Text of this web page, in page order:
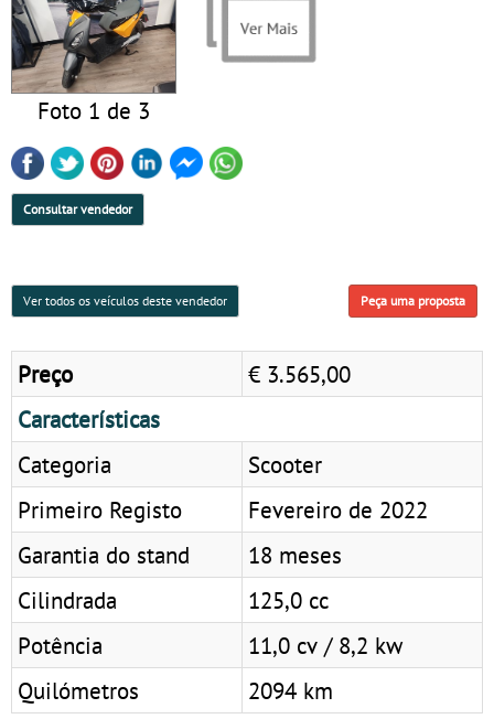
Foto 1 de 3
Consultar vendedor
Ver todos os veículos deste vendedor Peça uma proposta
Preço
€ 3.565,00
Características
Categoria
Scooter
Primeiro Registo
Fevereiro de 2022
Garantia do stand
18 meses
Cilindrada
125,0 cc
Potência
11,0 cv / 8,2 kw
Quilómetros
2094 km